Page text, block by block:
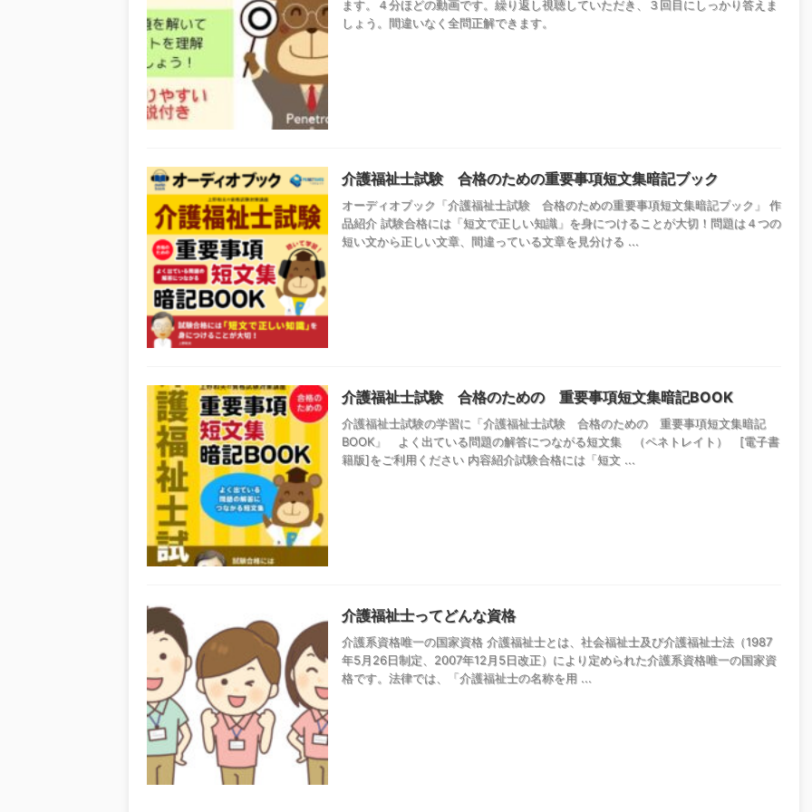
ます。４分ほどの動画です。繰り返し視聴していただき、３回目にしっかり答えま
しょう。間違いなく全問正解できます。
介護福祉士試験 合格のための重要事項短文集暗記ブック
オーディオブック「介護福祉士試験 合格のための重要事項短文集暗記ブック」 作
品紹介 試験合格には「短文で正しい知識」を身につけることが大切！問題は４つの
短い文から正しい文章、間違っている文章を見分ける ...
介護福祉士試験 合格のための 重要事項短文集暗記BOOK
介護福祉士試験の学習に「介護福祉士試験 合格のための 重要事項短文集暗記
BOOK」 よく出ている問題の解答につながる短文集 （ペネトレイト） [電子書
籍版]をご利用ください 内容紹介試験合格には「短文 ...
介護福祉士ってどんな資格
介護系資格唯一の国家資格 介護福祉士とは、社会福祉士及び介護福祉士法（1987
年5月26日制定、2007年12月5日改正）により定められた介護系資格唯一の国家資
格です。法律では、「介護福祉士の名称を用 ...